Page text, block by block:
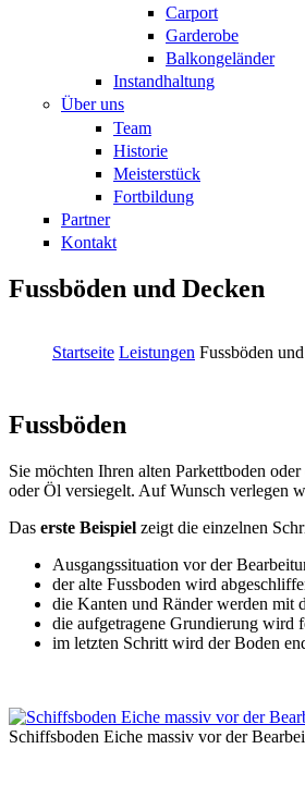
Carport
Garderobe
Balkongeländer
Instandhaltung
Über uns
Team
Historie
Meisterstück
Fortbildung
Partner
Kontakt
Fussböden und Decken
Startseite Leistungen Fussböden
Fussböden
Sie möchten Ihren alten Parkettboden
oder Öl versiegelt. Auf Wunsch verlegen
Das erste Beispiel zeigt die einzelnen
Ausgangssituation vor der
der alte Fussboden wird
die Kanten und Ränder werden mit
die aufgetragene Grundierung wird
im letzten Schritt wird der Boden
Schiffsboden Eiche massiv vor der